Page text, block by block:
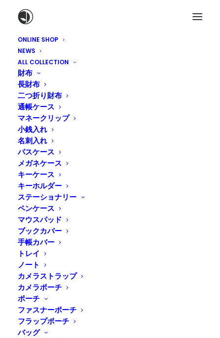
ONLINE SHOP
NEWS
ALL COLLECTION
財布
長財布
二つ折り財布
通帳ケース
マネークリップ
小銭入れ
名刺入れ
パスケース
メガネケース
キーケース
キーホルダー
ステーショナリー
ペンケース
マウスパッド
ブックカバー
手帳カバー
トレイ
ノート
カメラストラップ
カメラポーチ
ポーチ
ファスナーポーチ
フラップポーチ
バッグ
敬老の日キャンペーン始ま
2016年9月2日 | INONLINE SHOP